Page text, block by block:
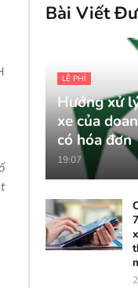
Bài Viết
LỆ PHÍ
Hướng xử
xe của
có hóa đơn
19:07